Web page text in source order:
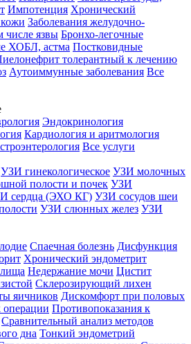
Импотенция Хронический
Заболевания желудочно-
числе язвы Бронхо-легочные
ХОБЛ, астма Постковидные
толерантный к лечению
Аутоиммунные заболевания Все
Эндокринология
Кардиология и аритмология
Все услуги
УЗИ гинекологическое УЗИ молочных
полости и почек УЗИ
сердца (ЭХО КГ) УЗИ сосудов шеи
УЗИ слюнных желез УЗИ
Спаечная болезнь Дисфункция
Хронический эндометрит
Недержание мочи Цистит
Склерозирующий лихен
яичников Дискомфорт при половых
операции Противопоказания к
Сравнительный анализ методов
дна Тонкий эндометрий